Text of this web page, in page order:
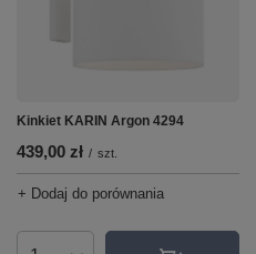
Kinkiet KARIN Argon 4294
439,00 zł / szt.
+ Dodaj do porównania